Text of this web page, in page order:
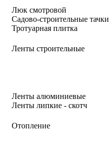
Люк смотровой
Садово-строительные тачки
Тротуарная плитка
Ленты строительные
Ленты алюминиевые
Ленты липкие - скотч
Отопление